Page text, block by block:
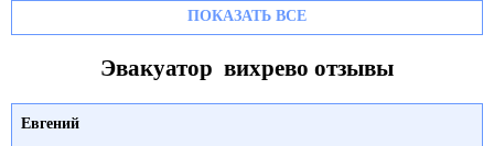
ПОКАЗАТЬ ВСЕ
Эвакуатор вихрево отзывы
Евгений